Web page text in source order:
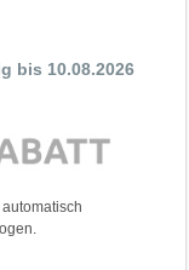
bis 10.08.2026